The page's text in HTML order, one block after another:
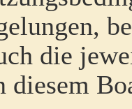
die